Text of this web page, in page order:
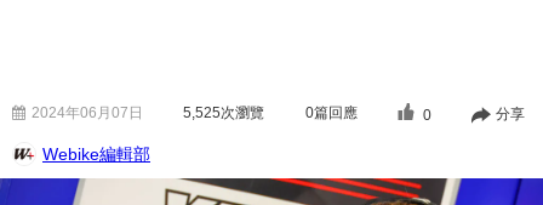
2024年06月07日 5,525次瀏覽 0篇回應 0 分享
Webike編輯部